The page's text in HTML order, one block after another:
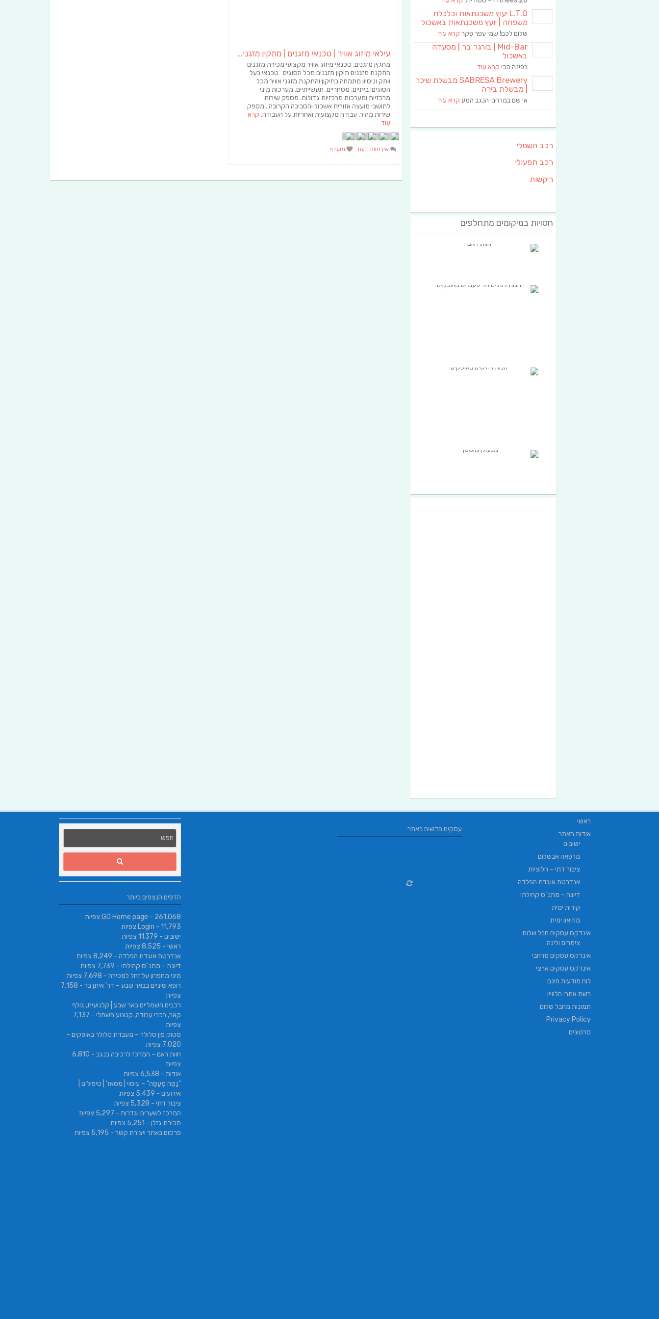
עילאי מיזוג אוויר | טכנאי מזגנים | מתקין מזגנים | תיקון מזגנים
מתקין מזגנים, טכנאי מיזוג אוויר מקצועי מכירת מזגנים
התקנת מזגנים תיקון מזגנים מכל הסוגים טכנאי בעל
וותק וניסיון מתמחה בתיקון והתקנת מזגני אוויר מכל
הסוגים: ביתיים, מסחריים, תעשייתיים, מערכות מיני
מרכזיות ומערכות מרכזיות גדולות. מספק שירות
לתושבי מועצה אזורית אשכול והסביבה הקרובה . מספק
שירות מהיר, עבודה מקצועית ואחריות על העבודה. קרא
עוד
אין חוות דעת מועדף
L.T.O יעוץ משכנתאות וכלכלת
משפחה | יועץ משכנתאות באשכול
שלום לכם! שמי עפר פקר קרא עוד
Mid-Bar | בורגר בר | מסעדה
באשכול
בפינה הכי קרא עוד
SABRESA Brewery מבשלת שיכר
| מבשלת בירה
אי שם במרחבי הנגב המע קרא עוד
רכב חשמלי
רכב תפעולי
ריקשות
חסויות במיקומים מתחלפים
הדפים הנצפים ביותר
GD Home page - 261,068 צפיות
Login - 11,793 צפיות
ישובים - 11,379 צפיות
ראשי - 8,525 צפיות
אנדרטת אוגדת הפלדה - 8,249 צפיות
דיונה – מתנ"ס קהילתי - 7,739 צפיות
מיני מחפרון על זחל למכירה - 7,698 צפיות
רופא שיניים בבאר שבע – דר' איתן בר
- 7,158
צפיות
רכבים חשמליים באר שבע | קלנועית, גולף
קאר, רכבי עבודה, קטנוע חשמלי
- 7,137
צפיות
סטוק פון סלולר – מעבדת סלולר באופקים -
7,020 צפיות
חוות ראם – המרכז לרכיבה בנגב
- 6,810
צפיות
אודות - 6,538 צפיות
"נַסֵּה מְעַסֶּה" – עיסוי | מסאז' | טיפולים |
אירועים - 5,439 צפיות
ציבור דתי - 5,328 צפיות
המרכז לשערים וגדרות - 5,297 צפיות
מכירת גזלן - 5,251 צפיות
פרסום באתר ויצירת קשר - 5,195 צפיות
עסקים חדשים באתר
ראשי
אודות האתר
ישובים
מרפאה אבשלום
ציבור דתי – חלוציות
אנדרטת אוגדת הפלדה
דיונה – מתנ"ס קהילתי
קירות ימית
מוזיאון ימית
אינדקס עסקים חבל שלום
צימרים ולינה
אינדקס עסקים מרחבי
אינדקס עסקים ארצי
לוח מודעות חינם
רשת אתרי הלוויין
תמונות מחבל שלום
Privacy Policy
סרטונים